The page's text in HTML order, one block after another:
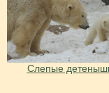
Слепые